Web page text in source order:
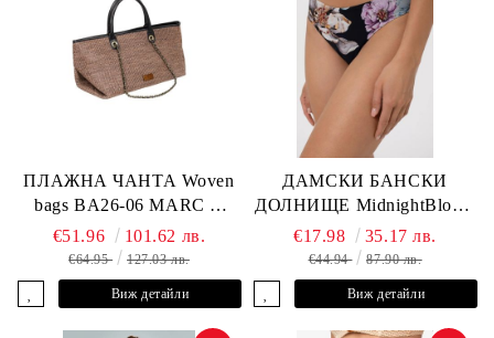
ПЛАЖНА ЧАНТА Woven
bags BA26-06 MARC &
ANDRE
€51.96 101.62 лв.
€64.95 127.03 лв.
Виж детайли
ДАМСКИ БАНСКИ
ДОЛНИЩЕ MidnightBloom
L2505-Z-MCR MARC &
ANDRE
€17.98 35.17 лв.
€44.94 87.90 лв.
Виж детайли